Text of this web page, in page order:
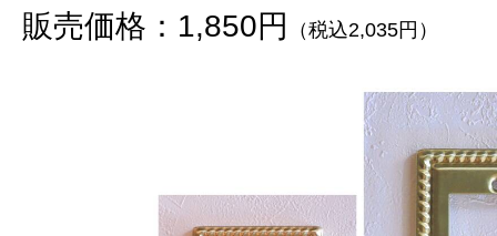
販売価格：1,850円
（税込2,035円）